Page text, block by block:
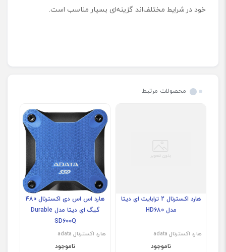
خود در شرایط مختلف‌اند گزینه‌ای بسیار مناسب است.
محصولات مرتبط
هارد اکسترنال 2 ترابایت ای دیتا
مدل HD680
هارد اکسترنال adata
ناموجود
هارد اس اس دی اکسترنال 480
گیگ ای دیتا مدل Durable
SD600Q
هارد اکسترنال adata
ناموجود